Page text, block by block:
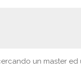
un master